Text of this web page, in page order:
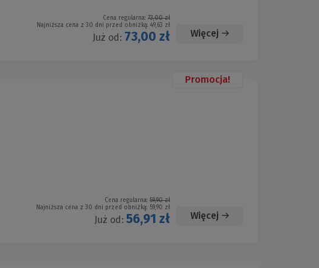
Cena regularna: 73,00 zł
Najniższa cena z 30 dni przed obniżką: 49,63 zł
Już od: 73,00 zł Więcej
Promocja!
Cena regularna: 59,90 zł
Najniższa cena z 30 dni przed obniżką: 59,90 zł
Już od: 56,91 zł Więcej